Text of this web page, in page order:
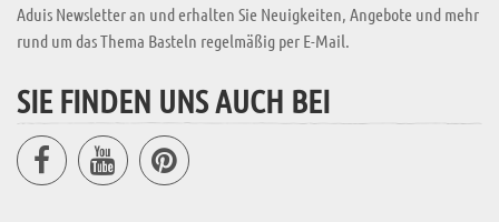
Aduis Newsletter an und erhalten Sie Neuigkeiten, Angebote und mehr
rund um das Thema Basteln regelmäßig per E-Mail.
SIE FINDEN UNS AUCH BEI